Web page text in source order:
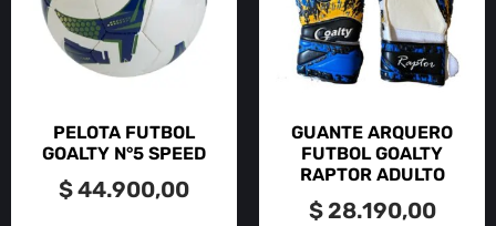
PELOTA FUTBOL
GOALTY N°5 SPEED
$44.900,00
GUANTE ARQUERO
FUTBOL GOALTY
RAPTOR ADULTO
$28.190,00